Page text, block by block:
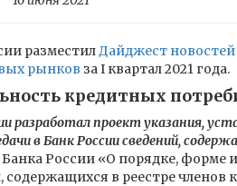
разместилДайджест новостей
рынков за I квартал 2021 года.
кредитных
разработал проект указания,
в Банк России сведений,
России «О порядке, форме
содержащихся в реестре членов